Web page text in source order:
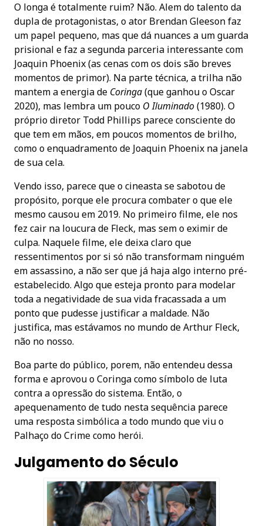
O longa é totalmente ruim? Não. Alem do talento da
dupla de protagonistas, o ator Brendan Gleeson faz
um papel pequeno, mas que dá nuances a um guarda
prisional e faz a segunda parceria interessante com
Joaquin Phoenix (as cenas com os dois são breves
momentos de primor). Na parte técnica, a trilha não
mantem a energia de Coringa(que ganhou o Oscar
2020), mas lembra um pouco O Iluminado(1980). O
próprio diretor Todd Phillips parece consciente do
que tem em mãos, em poucos momentos de brilho,
como o enquadramento de Joaquin Phoenix na janela
de sua cela.
Vendo isso, parece que o cineasta se sabotou de
propósito, porque ele procura combater o que ele
mesmo causou em 2019. No primeiro filme, ele nos
fez cair na loucura de Fleck, mas sem o eximir de
culpa. Naquele filme, ele deixa claro que
ressentimentos por si só não transformam ninguém
em assassino, a não ser que já haja algo interno pré-
estabelecido. Algo que esteja pronto para modelar
toda a negatividade de sua vida fracassada a um
ponto que pudesse justificar a maldade. Não
justifica, mas estávamos no mundo de Arthur Fleck,
não no nosso.
Boa parte do público, porem, não entendeu dessa
forma e aprovou o Coringa como símbolo de luta
contra a opressão do sistema. Então, o
apequenamento de tudo nesta sequência parece
uma resposta simbólica a todo mundo que viu o
Palhaço do Crime como herói.
Julgamento do Século